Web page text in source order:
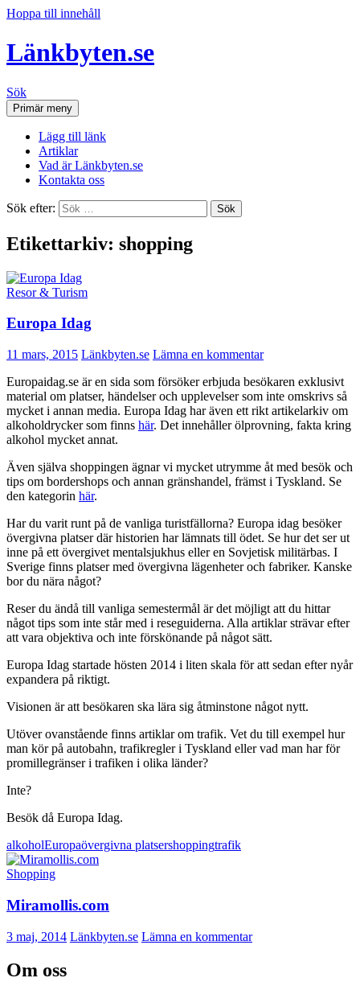
Hoppa till innehåll
Länkbyten.se
Sök
Primär meny
Lägg till länk
Artiklar
Vad är Länkbyten.se
Kontakta oss
Sök efter:
Etikettarkiv: shopping
Resor & Turism
Europa Idag
11 mars, 2015 Länkbyten.se Lämna en kommentar
Europaidag.se är en sida som försöker erbjuda besökaren exklusivt
material om platser, händelser och upplevelser som inte omskrivs så
mycket i annan media. Europa Idag har även ett rikt artikelarkiv om
alkoholdrycker som finns här. Det innehåller ölprovning, fakta kring
alkohol mycket annat.
Även själva shoppingen ägnar vi mycket utrymme åt med besök och
tips om bordershops och annan gränshandel, främst i Tyskland. Se
den kategorin här.
Har du varit runt på de vanliga turistfällorna? Europa idag besöker
övergivna platser där historien har lämnats till ödet. Se hur det ser ut
inne på ett övergivet mentalsjukhus eller en Sovjetisk militärbas. I
Sverige finns platser med övergivna lägenheter och fabriker. Kanske
bor du nära något?
Reser du ändå till vanliga semestermål är det möjligt att du hittar
något tips som inte står med i reseguiderna. Alla artiklar strävar efter
att vara objektiva och inte förskönande på något sätt.
Europa Idag startade hösten 2014 i liten skala för att sedan efter nyår
expandera på riktigt.
Visionen är att besökaren ska lära sig åtminstone något nytt.
Utöver ovanstående finns artiklar om trafik. Vet du till exempel hur
man kör på autobahn, trafikregler i Tyskland eller vad man har för
promillegränser i trafiken i olika länder?
Inte?
Besök då Europa Idag.
alkoholEuropaövergivna platsershoppingtrafik
Shopping
Miramollis.com
3 maj, 2014 Länkbyten.se Lämna en kommentar
Om oss